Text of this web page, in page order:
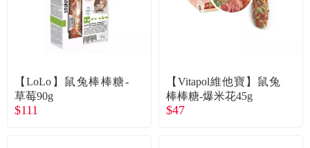
【LoLo】鼠兔棒棒糖-
草莓90g
$111
【Vitapol維他寶】鼠兔
棒棒糖-爆米花45g
$47